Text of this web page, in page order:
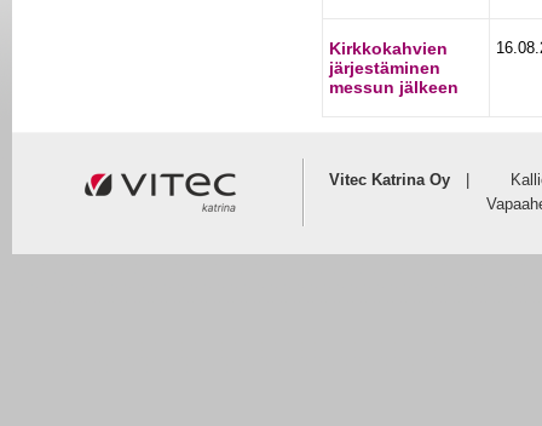
Kirkkokahvien
järjestäminen
messun jälkeen
Vitec Katrina Oy